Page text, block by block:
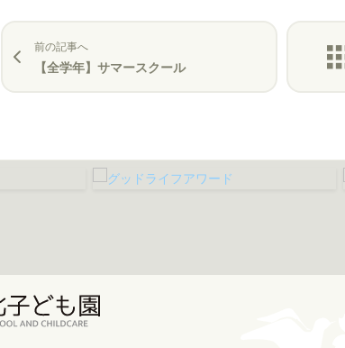
前の記事へ
【全学年】サマースクール